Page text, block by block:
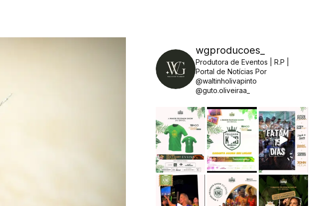
wgproducoes_
Produtora de Eventos | R.P |
Portal de Notícias Por
@waltinholivapinto
@guto.oliveiraa_